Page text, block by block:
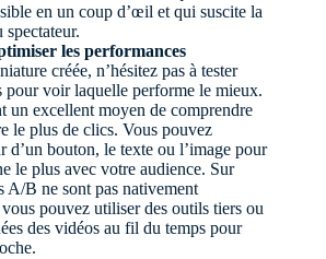
en un coup d’œil et qui suscite la
les performances
créée, n’hésitez pas à tester
pour voir laquelle performe le mieux.
un excellent moyen de comprendre
le plus de clics. Vous pouvez
d’un bouton, le texte ou l’image pour
le plus avec votre audience. Sur
A/B ne sont pas nativement
pouvez utiliser des outils tiers ou
des vidéos au fil du temps pour